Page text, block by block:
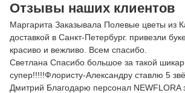
Отзывы наших клиентов
Маргарита Заказывала Полевые цветы из
доставкой в Санкт-Петербург. привезли
красиво и вежливо. Всем спасибо.
Светлана Спасибо большое за такой
супер!!!!!Флористу-Александру ставлю 5
Дмитрий Благодарю персонал NEWFLORA